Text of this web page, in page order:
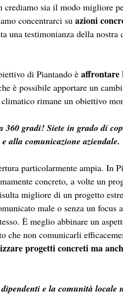
crediamo sia il modo migliore
concentrarci su azioni
una testimonianza della
di Piantando è affrontare
è possibile apportare un
rimane un obiettivo
360 gradi! Siete in grado di
alla comunicazione aziendale.
particolarmente ampia. In
concreto, a volte un
migliore di un progetto
male o senza un
È meglio abbinare un
che non comunicarli
progetti concreti ma
e la comunità